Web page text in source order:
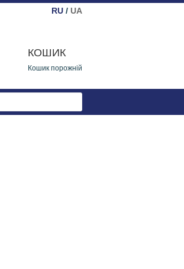
RU / UA
КОШИК
Кошик порожній